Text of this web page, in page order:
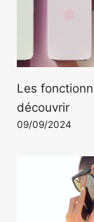
Les
découvrir
09/09/2024